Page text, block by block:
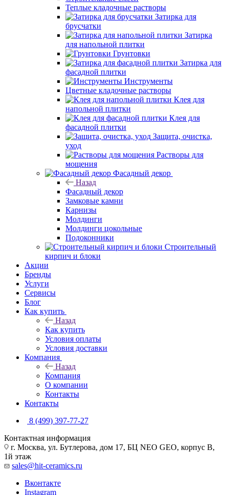
Теплые кладочные растворы
Затирка для
брусчатки
Затирка
для напольной плитки
Грунтовки
Затирка для
фасадной плитки
Инструменты
Цветные кладочные растворы
Клея для
напольной плитки
Клея для
фасадной плитки
Защита, очистка,
уход
Растворы для
мощения
Фасадный декор
Назад
Фасадный декор
Замковые камни
Карнизы
Молдинги
Молдинги цокольные
Подоконники
Строительный
кирпич и блоки
Акции
Бренды
Услуги
Сервисы
Блог
Как купить
Назад
Как купить
Условия оплаты
Условия доставки
Компания
Назад
Компания
О компании
Контакты
Контакты
8 (499) 397-77-27
Контактная информация
г. Москва, ул. Бутлерова, дом 17, БЦ NEO GEO, корпус В,
1й этаж
sales@hit-ceramics.ru
Вконтакте
Instagram